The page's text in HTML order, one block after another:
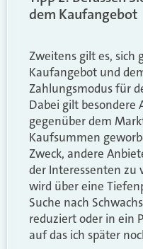
dem Kaufangebot
Zweitens gilt es, sich
Kaufangebot und
Zahlungsmodus für
Dabei gilt
gegenüber dem
Kaufsummen
Zweck, andere
der Interessenten zu
wird über eine
Suche nach
reduziert oder in ein
auf das ich später